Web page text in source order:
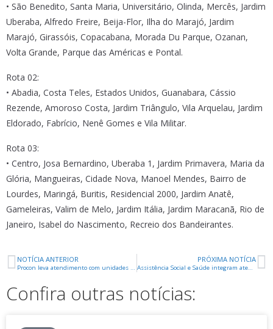
• São Benedito, Santa Maria, Universitário, Olinda, Mercês, Jardim
Uberaba, Alfredo Freire, Beija-Flor, Ilha do Marajó, Jardim
Marajó, Girassóis, Copacabana, Morada Du Parque, Ozanan,
Volta Grande, Parque das Américas e Pontal.
Rota 02:
• Abadia, Costa Teles, Estados Unidos, Guanabara, Cássio
Rezende, Amoroso Costa, Jardim Triângulo, Vila Arquelau, Jardim
Eldorado, Fabrício, Nenê Gomes e Vila Militar.
Rota 03:
• Centro, Josa Bernardino, Uberaba 1, Jardim Primavera, Maria da
Glória, Mangueiras, Cidade Nova, Manoel Mendes, Bairro de
Lourdes, Maringá, Buritis, Residencial 2000, Jardim Anatê,
Gameleiras, Valim de Melo, Jardim Itália, Jardim Maracanã, Rio de
Janeiro, Isabel do Nascimento, Recreio dos Bandeirantes.
NOTÍCIA ANTERIOR
Procon leva atendimento com unidades Mirim e Móvel nesta semana
PRÓXIMA NOTÍCIA
Assistência Social e Saúde integram atendimento a pessoas em vulnerabilidade
Confira outras notícias: